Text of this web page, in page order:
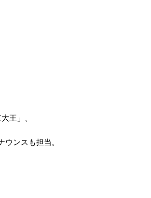
王」、
ンスも担当。